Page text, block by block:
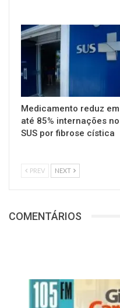
Medicamento reduz em
até 85% internações no
SUS por fibrose cística
PREV NEXT
COMENTÁRIOS